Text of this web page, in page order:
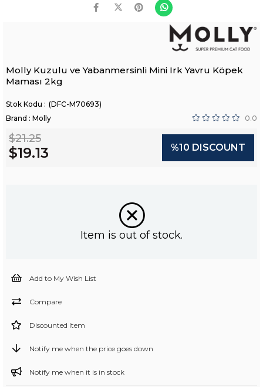
Molly Kuzulu ve Yabanmersinli Mini Irk Yavru Köpek
Maması 2kg
(DFC-M70693)
Brand : Molly 0.0
$21.25
$19.13 %10 DISCOUNT
Item is out of stock.
Add to My Wish List
Compare
Discounted Item
Notify me when the price goes down
Notify me when it is in stock